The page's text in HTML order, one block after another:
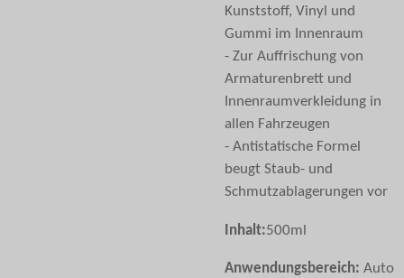
Kunststoff, Vinyl und
Gummi im Innenraum
- Zur Auffrischung von
Armaturenbrett und
Innenraumverkleidung in
allen Fahrzeugen
- Antistatische Formel
beugt Staub- und
Schmutzablagerungen vor
Inhalt:500ml
Anwendungsbereich: Auto